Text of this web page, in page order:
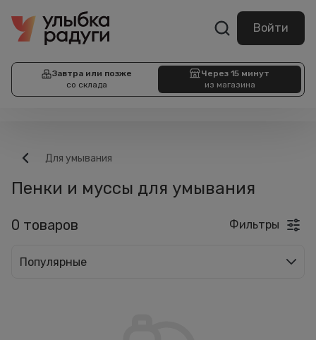
Войти
Завтра или позже
со склада
Через 15 минут
из магазина
Для умывания
Пенки и муссы для умывания
0 товаров Фильтры
Популярные